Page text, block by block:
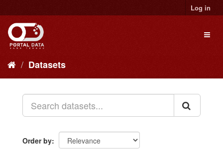
to
content
Log in
Datasets
Order by